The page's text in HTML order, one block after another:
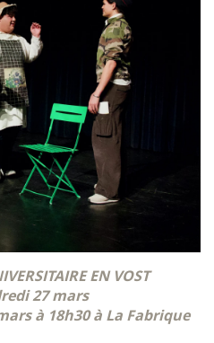
EN VOST
27 mars
à 18h30 à La Fabrique